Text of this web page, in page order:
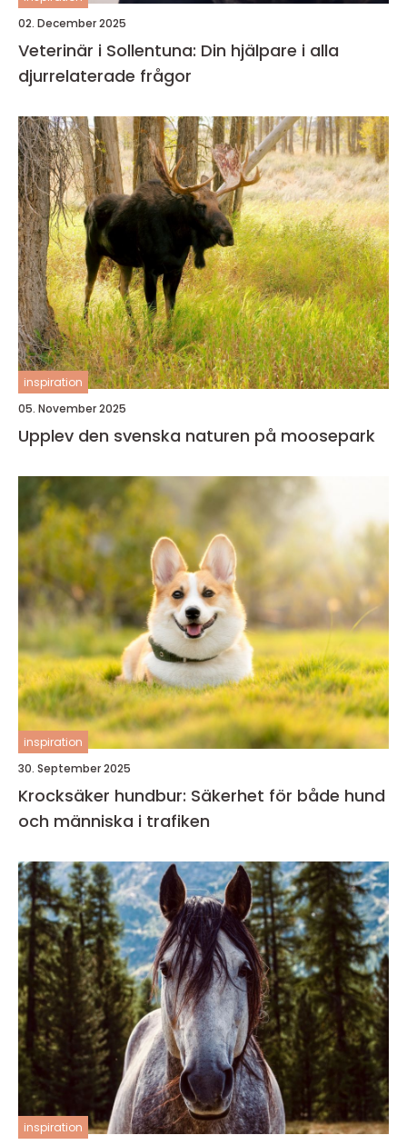
02. December 2025
Veterinär i Sollentuna: Din hjälpare i alla
djurrelaterade frågor
inspiration
05. November 2025
Upplev den svenska naturen på moosepark
inspiration
30. September 2025
Krocksäker hundbur: Säkerhet för både hund
och människa i trafiken
inspiration